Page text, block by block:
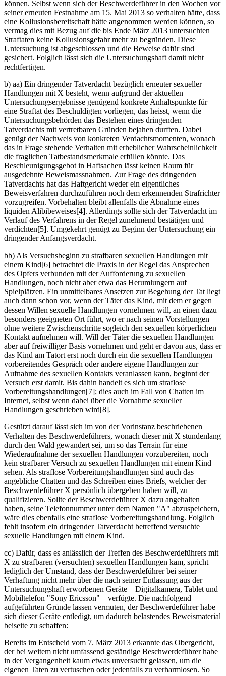
können. Selbst wenn sich der Beschwerdeführer in den Wochen vor
seiner erneuten Festnahme am 15. Mai 2013 so verhalten hätte, dass
eine Kollusionsbereitschaft hätte angenommen werden können, so
vermag dies mit Bezug auf die bis Ende März 2013 untersuchten
Straftaten keine Kollusionsgefahr mehr zu begründen. Diese
Untersuchung ist abgeschlossen und die Beweise dafür sind
gesichert. Folglich lässt sich die Untersuchungshaft damit nicht
rechtfertigen.
b) aa) Ein dringender Tatverdacht bezüglich erneuter sexueller
Handlungen mit X besteht, wenn aufgrund der aktuellen
Untersuchungsergebnisse genügend konkrete Anhaltspunkte für
eine Straftat des Beschuldigten vorliegen, das heisst, wenn die
Untersuchungsbehörden das Bestehen eines dringenden
Tatverdachts mit vertretbaren Gründen bejahen durften. Dabei
genügt der Nachweis von konkreten Verdachtsmomenten, wonach
das in Frage stehende Verhalten mit erheblicher Wahrscheinlichkeit
die fraglichen Tatbestandsmerkmale erfüllen könnte. Das
Beschleunigungsgebot in Haftsachen lässt keinen Raum für
ausgedehnte Beweismassnahmen. Zur Frage des dringenden
Tatverdachts hat das Haftgericht weder ein eigentliches
Beweisverfahren durchzuführen noch dem erkennenden Strafrichter
vorzugreifen. Vorbehalten bleibt allenfalls die Abnahme eines
liquiden Alibibeweises[4]. Allerdings sollte sich der Tatverdacht im
Verlauf des Verfahrens in der Regel zunehmend bestätigen und
verdichten[5]. Umgekehrt genügt zu Beginn der Untersuchung ein
dringender Anfangsverdacht.
bb) Als Versuchsbeginn zu strafbaren sexuellen Handlungen mit
einem Kind[6] betrachtet die Praxis in der Regel das Ansprechen
des Opfers verbunden mit der Aufforderung zu sexuellen
Handlungen, noch nicht aber etwa das Herumlungern auf
Spielplätzen. Ein unmittelbares Ansetzen zur Begehung der Tat liegt
auch dann schon vor, wenn der Täter das Kind, mit dem er gegen
dessen Willen sexuelle Handlungen vornehmen will, an einen dazu
besonders geeigneten Ort führt, wo er nach seinen Vorstellungen
ohne weitere Zwischenschritte sogleich den sexuellen körperlichen
Kontakt aufnehmen will. Will der Täter die sexuellen Handlungen
aber auf freiwilliger Basis vornehmen und geht er davon aus, dass er
das Kind am Tatort erst noch durch ein die sexuellen Handlungen
vorbereitendes Gespräch oder andere eigene Handlungen zur
Aufnahme des sexuellen Kontakts veranlassen kann, beginnt der
Versuch erst damit. Bis dahin handelt es sich um straflose
Vorbereitungshandlungen[7]; dies auch im Fall von Chatten im
Internet, selbst wenn dabei über die Vornahme sexueller
Handlungen geschrieben wird[8].
Gestützt darauf lässt sich im von der Vorinstanz beschriebenen
Verhalten des Beschwerdeführers, wonach dieser mit X stundenlang
durch den Wald gewandert sei, um so das Terrain für eine
Wiederaufnahme der sexuellen Handlungen vorzubereiten, noch
kein strafbarer Versuch zu sexuellen Handlungen mit einem Kind
sehen. Als straflose Vorbereitungshandlungen sind auch das
angebliche Chatten und das Schreiben eines Briefs, welcher der
Beschwerdeführer X persönlich übergeben haben will, zu
qualifizieren. Sollte der Beschwerdeführer X dazu angehalten
haben, seine Telefonnummer unter dem Namen "A" abzuspeichern,
wäre dies ebenfalls eine straflose Vorbereitungshandlung. Folglich
fehlt insofern ein dringender Tatverdacht betreffend versuchte
sexuelle Handlungen mit einem Kind.
cc) Dafür, dass es anlässlich der Treffen des Beschwerdeführers mit
X zu strafbaren (versuchten) sexuellen Handlungen kam, spricht
lediglich der Umstand, dass der Beschwerdeführer bei seiner
Verhaftung nicht mehr über die nach seiner Entlassung aus der
Untersuchungshaft erworbenen Geräte – Digitalkamera, Tablet und
Mobiltelefon "Sony Ericsson" – verfügte. Die nachfolgend
aufgeführten Gründe lassen vermuten, der Beschwerdeführer habe
sich dieser Geräte entledigt, um dadurch belastendes Beweismaterial
beiseite zu schaffen:
Bereits im Entscheid vom 7. März 2013 erkannte das Obergericht,
der bei weitem nicht umfassend geständige Beschwerdeführer habe
in der Vergangenheit kaum etwas unversucht gelassen, um die
eigenen Taten zu vertuschen oder jedenfalls zu verharmlosen. So